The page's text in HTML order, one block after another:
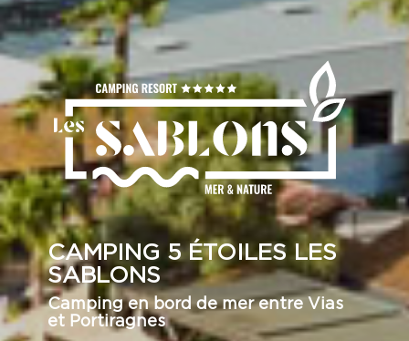
CAMPING 5 ÉTOILES LES
SABLONS
Camping en bord de mer entre Vias
et Portiragnes